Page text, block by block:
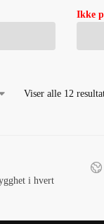
Ikke
Viser alle 12
i hvert